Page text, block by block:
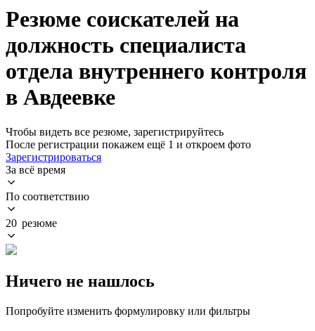
Резюме соискателей на
должность специалиста
отдела внутреннего контроля
в Авдеевке
Чтобы видеть все резюме, зарегистрируйтесь
После регистрации покажем ещё 1 и откроем фото
Зарегистрироваться
За всё время
По соответствию
20 резюме
Ничего не нашлось
Попробуйте изменить формулировку или фильтры